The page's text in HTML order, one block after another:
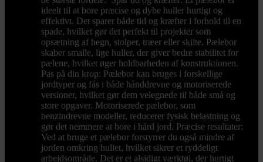
ideelt til at bore præcise og dybe huller hurtigt og
effektivt. Det sparer både tid og kræfter i forhold til en
spade, hvilket gør det perfekt til projekter som
opsætning af hegn, stolper, træer eller skilte. Pælebor
skaber smalle, lige huller, der giver bedre stabilitet for
pælene, hvilket øger holdbarheden af konstruktionen.
Pas på din krop: Pælebor kan bruges i forskellige
jordtyper og fås i både hånddrevne og motoriserede
versioner, hvilket gør dem velegnede til både små og
store opgaver. Motoriserede pælebor, som
benzindrevne modeller, reducerer fysisk belastning og
gør det nemmere at bore i hård jord. Præcise resultater:
Ved at bruge et pælebor forstyrrer du også mindre af
jorden omkring hullet, hvilket sikrer et ryddeligt
arbejdsområde. Det er et alsidigt værktøj, der hurtigt